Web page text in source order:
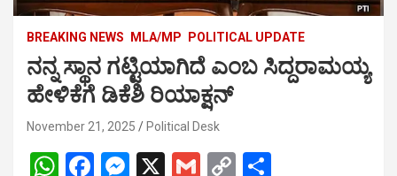
BREAKING NEWS MLA/MP POLITICAL UPDATE
ನನ್ನ ಸ್ಥಾನ ಗಟ್ಟಿಯಾಗಿದೆ ಎಂಬ ಸಿದ್ದರಾಮಯ್ಯ
ಹೇಳಿಕೆಗೆ ಡಿಕೆಶಿ ರಿಯಾಕ್ಷನ್
November 21, 2025 Political Desk
W
F
M
X
G
C